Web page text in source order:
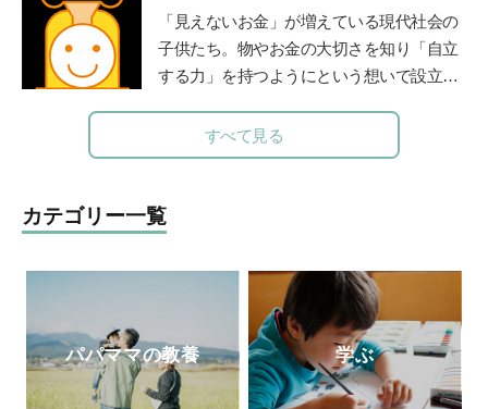
て！』（主婦の友社）、『10歳からのカラ
ダ・性・ココロのいろいろブック( ほるぷ
出版)』が発売中。 公式ＨＰ
力」を身につけて欲しいと、2012年東京の
八王子に学習塾COMPASSを開校。2014年
より人工知能型教材「 Qubena」の開発を
いる。人工知能型教材の開発の他、「未来
教育」も提供している。
「見えないお金」が増えている現代社会の
子供たち。物やお金の大切さを知り「自立
する力」を持つようにという想いで設立。
や学校などを中心に、お金教育・キャリア
教育の授業や講演を行う。2018年までに11
nsenkyouiku.com/
すべて見る
カテゴリー一覧
パパママの教養 学ぶ